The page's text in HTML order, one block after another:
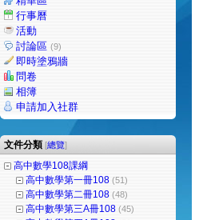
行事曆
活動
討論區 (9)
即時塗鴉牆
問卷
相簿
申請加入社群
文件分類 [總覽]
高中數學108課綱
高中數學第一冊108 (51)
高中數學第二冊108 (48)
高中數學第三A冊108 (45)